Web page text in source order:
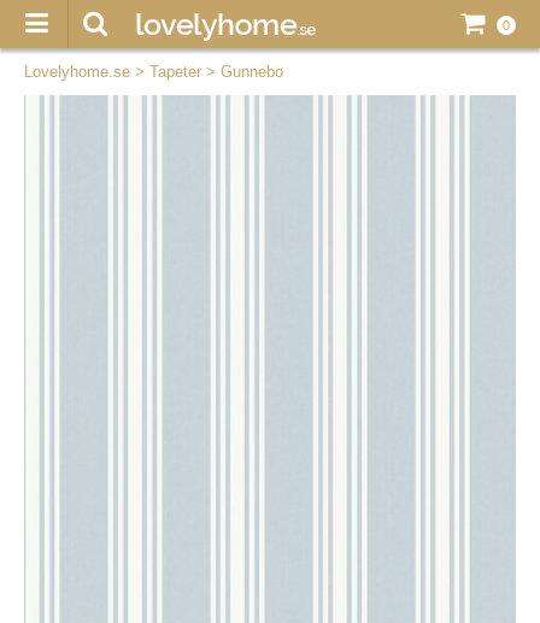
0
Lovelyhome.se > Tapeter > Gunnebo